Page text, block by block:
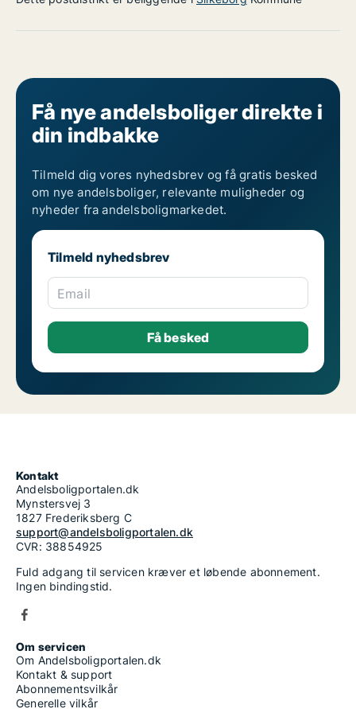
Få nye andelsboliger direkte i
din indbakke
Tilmeld dig vores nyhedsbrev og få gratis besked
om nye andelsboliger, relevante muligheder og
nyheder fra andelsboligmarkedet.
Tilmeld nyhedsbrev
Email
Kontakt
Andelsboligportalen.dk
Mynstersvej 3
1827 Frederiksberg C
support@andelsboligportalen.dk
CVR: 38854925
Fuld adgang til servicen kræver et løbende abonnement.
Ingen bindingstid.
Om servicen
Om Andelsboligportalen.dk
Kontakt & support
Abonnementsvilkår
Generelle vilkår